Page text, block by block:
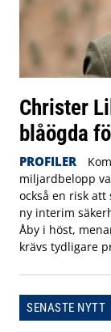
Christer
blåögda
PROFILER
miljardbelopp
också en risk
ny interim
Åby i höst,
krävs tydligare
SENASTE NYTT